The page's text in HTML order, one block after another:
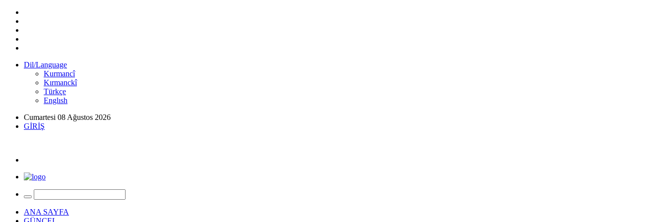
Dil/Language
Kurmancî
Kırmanckî
Türkçe
Englısh
Cumartesi 08 Ağustos 2026
GİRİŞ
ANA SAYFA